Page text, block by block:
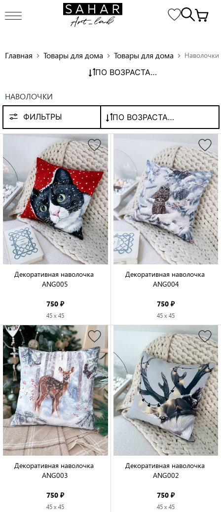
Главная chevron_right Товары для дома chevron_right Товары для дома chevron_right Наволочки
ПО ВОЗРАСТАНИЮ ЦЕНЫ
НАВОЛОЧКИ
ФИЛЬТРЫ ПО ВОЗРАСТАНИЮ ЦЕНЫ
Декоративная наволочка
ANG005
750 ₽
45 x 45
Декоративная наволочка
ANG004
750 ₽
45 x 45
Декоративная наволочка
ANG003
750 ₽
45 x 45
Декоративная наволочка
ANG002
750 ₽
45 x 45